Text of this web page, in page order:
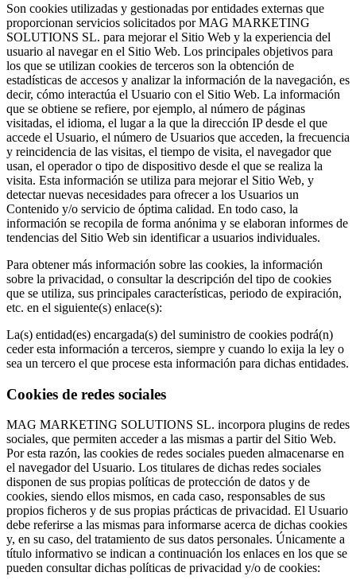
Son cookies utilizadas y gestionadas por entidades externas que
proporcionan servicios solicitados por MAG MARKETING
SOLUTIONS SL. para mejorar el Sitio Web y la experiencia del
usuario al navegar en el Sitio Web. Los principales objetivos para
los que se utilizan cookies de terceros son la obtención de
estadísticas de accesos y analizar la información de la navegación, es
decir, cómo interactúa el Usuario con el Sitio Web. La información
que se obtiene se refiere, por ejemplo, al número de páginas
visitadas, el idioma, el lugar a la que la dirección IP desde el que
accede el Usuario, el número de Usuarios que acceden, la frecuencia
y reincidencia de las visitas, el tiempo de visita, el navegador que
usan, el operador o tipo de dispositivo desde el que se realiza la
visita. Esta información se utiliza para mejorar el Sitio Web, y
detectar nuevas necesidades para ofrecer a los Usuarios un
Contenido y/o servicio de óptima calidad. En todo caso, la
información se recopila de forma anónima y se elaboran informes de
tendencias del Sitio Web sin identificar a usuarios individuales.
Para obtener más información sobre las cookies, la información
sobre la privacidad, o consultar la descripción del tipo de cookies
que se utiliza, sus principales características, periodo de expiración,
etc. en el siguiente(s) enlace(s):
La(s) entidad(es) encargada(s) del suministro de cookies podrá(n)
ceder esta información a terceros, siempre y cuando lo exija la ley o
sea un tercero el que procese esta información para dichas entidades.
Cookies de redes sociales
MAG MARKETING SOLUTIONS SL. incorpora plugins de redes
sociales, que permiten acceder a las mismas a partir del Sitio Web.
Por esta razón, las cookies de redes sociales pueden almacenarse en
el navegador del Usuario. Los titulares de dichas redes sociales
disponen de sus propias políticas de protección de datos y de
cookies, siendo ellos mismos, en cada caso, responsables de sus
propios ficheros y de sus propias prácticas de privacidad. El Usuario
debe referirse a las mismas para informarse acerca de dichas cookies
y, en su caso, del tratamiento de sus datos personales. Únicamente a
título informativo se indican a continuación los enlaces en los que se
pueden consultar dichas políticas de privacidad y/o de cookies: